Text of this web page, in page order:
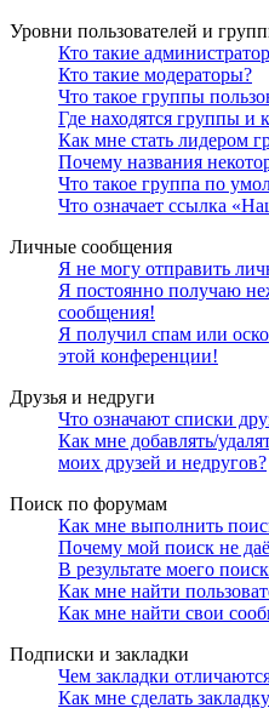
Уровни пользователей и
Кто такие
Кто такие модераторы?
Что такое группы
Где находятся группы и
Как мне стать лидером
Почему названия
Что такое группа по
Что означает ссылка
Личные сообщения
Я не могу отправить
Я постоянно получаю
сообщения!
Я получил спам или
этой конференции!
Друзья и недруги
Что означают списки
Как мне добавлять/
моих друзей и недругов?
Поиск по форумам
Как мне выполнить
Почему мой поиск не
В результате моего
Как мне найти
Как мне найти свои
Подписки и закладки
Чем закладки
Как мне сделать